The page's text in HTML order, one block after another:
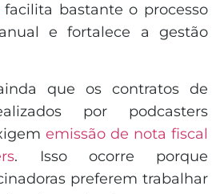
bastante o processo
e fortalece a gestão
que os contratos de
por podcasters
emissão de nota fiscal
. Isso ocorre porque
preferem trabalhar